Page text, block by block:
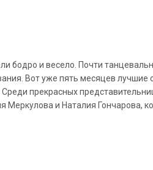
бодро и весело. Почти
Вот уже пять месяцев лучшие
прекрасных
и Наталия Гончарова,